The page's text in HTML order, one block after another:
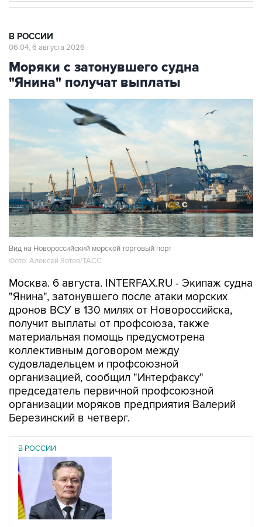
В РОССИИ
06:04, 6 августа 2026
Моряки с затонувшего судна
"Янина" получат выплаты
Вид на Новороссийский морской торговый порт
Фото: Алексей Зотов/ТАСС
Москва. 6 августа. INTERFAX.RU - Экипаж судна
"Янина", затонувшего после атаки морских
дронов ВСУ в 130 милях от Новороссийска,
получит выплаты от профсоюза, также
материальная помощь предусмотрена
коллективным договором между
судовладельцем и профсоюзной
организацией, сообщил "Интерфаксу"
председатель первичной профсоюзной
организации моряков предприятия Валерий
Березинский в четверг.
В РОССИИ